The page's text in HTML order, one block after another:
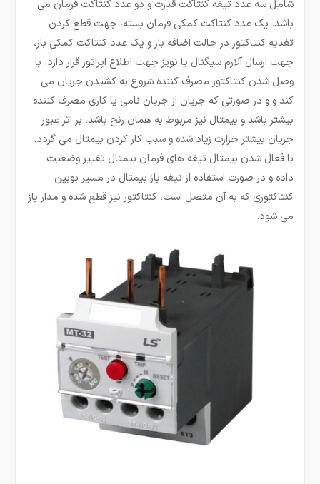
شامل سه عدد تیغه کنتاکت قدرت و دو عدد کنتاکت فرمان می
باشد. یک عدد کنتاکت کمکی فرمان بسته، جهت قطع کردن
تغذیه کنتاکتور در حالت اضافه بار و یک عدد کنتاکت کمکی باز،
جهت ارسال آلارم سیگنال یا نویز جهت اطلاع اپراتور قرار دارد. با
وصل شدن کنتاکتور مصرف کننده شروع به کشیدن جریان می
کند و و در صورتی که جریان از جریان نامی یا کاری مصرف کننده
بیشتر باشد و بیمتال نیز مربوط به همان رنج باشد، بر اثر عبور
جریان بیشتر حرارت زیاد شده و سبب کار کردن بیمتال می گردد.
با فعال شدن بیمتال تیغه های فرمان بیمتال تغییر وضعیت
داده و در صورت استفاده از تیغه باز بیمتال در مسیر بوبین
کنتاکتوری که به آن متصل است، کنتاکتور نیز قطع شده و مدار باز
می شود.